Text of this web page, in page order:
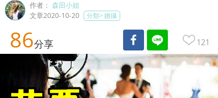
作者：森田小姐
文章2020-10-20
分類>婚攝
86分享 121